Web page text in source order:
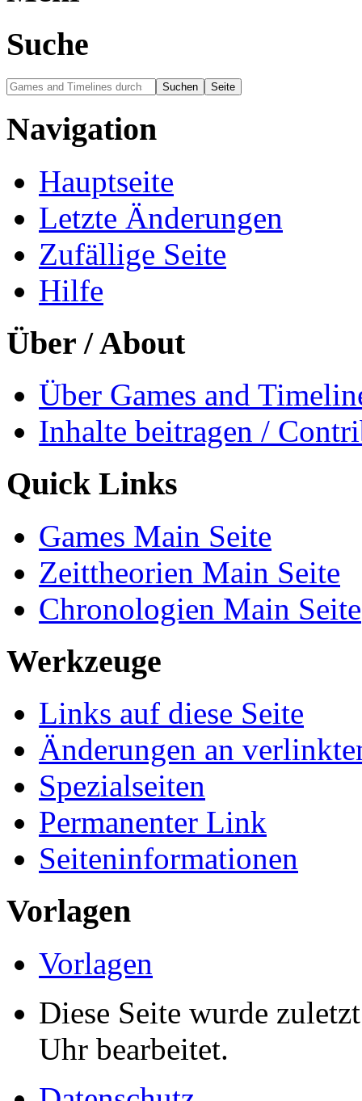
Über Games and
Inhalte beitragen /
Quick Links
Games Main Seite
Zeittheorien Main Seite
Chronologien Main Seite
Werkzeuge
Links auf diese Seite
Spezialseiten
Permanenter Link
Seiten­informationen
Vorlagen
Vorlagen
Diese Seite wurde
Uhr bearbeitet.
Datenschutz
Über Games and
Haftungsausschluss